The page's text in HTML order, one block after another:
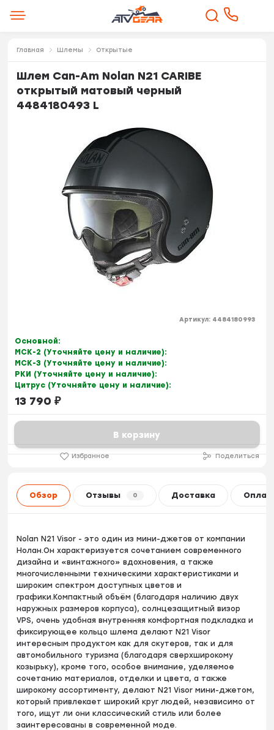
Главная Шлемы Открытые
Шлем Can-Am Nolan N21 CARIBE
открытый матовый черный
4484180493 L
Артикул: 4484180993
Основной:
МСК-2 (Уточняйте цену и наличие):
МСК-3 (Уточняйте цену и наличие):
РКИ (Уточняйте цену и наличие):
Цитрус (Уточняйте цену и наличие):
13 790 ₽
В корзину
Избранное Поделиться
Обзор Отзывы 0 Доставка
Nolan N21 Visor - это один из мини-джетов от компании
Нолан.Он характеризуется сочетанием современного
дизайна и «винтажного» вдохновения, а также
многочисленными техническими характеристиками и
широким спектром доступных цветов и
графики.Компактный объём (благодаря наличию двух
наружных размеров корпуса), солнцезащитный визор
VPS, очень удобная внутренняя комфортная подкладка и
фиксирующее кольцо шлема делают N21 Visor
интересным продуктом как для скутеров, так и для
автомобильного туризма (благодаря сверхширокому
козырьку), кроме того, особое внимание, уделяемое
сочетанию материалов, отделки и цвета, а также
широкому ассортименту, делают N21 Visor мини-джетом,
который привлекает широкий круг людей, независимо от
того, ищут ли они классический стиль или более
заинтересованы в современной моде.